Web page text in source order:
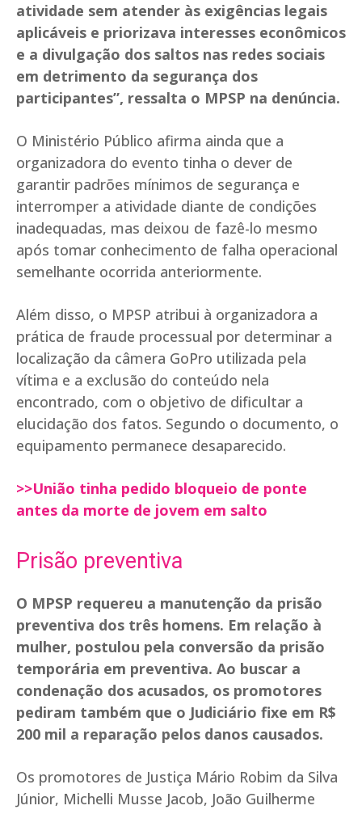
atividade sem atender às exigências legais
aplicáveis e priorizava interesses econômicos
e a divulgação dos saltos nas redes sociais
em detrimento da segurança dos
participantes”, ressalta o MPSP na denúncia.
O Ministério Público afirma ainda que a
organizadora do evento tinha o dever de
garantir padrões mínimos de segurança e
interromper a atividade diante de condições
inadequadas, mas deixou de fazê-lo mesmo
após tomar conhecimento de falha operacional
semelhante ocorrida anteriormente.
Além disso, o MPSP atribui à organizadora a
prática de fraude processual por determinar a
localização da câmera GoPro utilizada pela
vítima e a exclusão do conteúdo nela
encontrado, com o objetivo de dificultar a
elucidação dos fatos. Segundo o documento, o
equipamento permanece desaparecido.
>>União tinha pedido bloqueio de ponte
antes da morte de jovem em salto
Prisão preventiva
O MPSP requereu a manutenção da prisão
preventiva dos três homens. Em relação à
mulher, postulou pela conversão da prisão
temporária em preventiva. Ao buscar a
condenação dos acusados, os promotores
pediram também que o Judiciário fixe em R$
200 mil a reparação pelos danos causados.
Os promotores de Justiça Mário Robim da Silva
Júnior, Michelli Musse Jacob, João Guilherme